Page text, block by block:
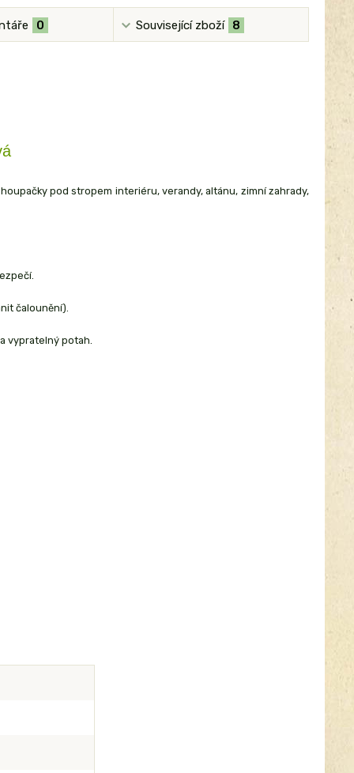
0 Související zboží 8
pod stropem interiéru, verandy, altánu, zimní zahrady,
čalounění).
vypratelný potah.